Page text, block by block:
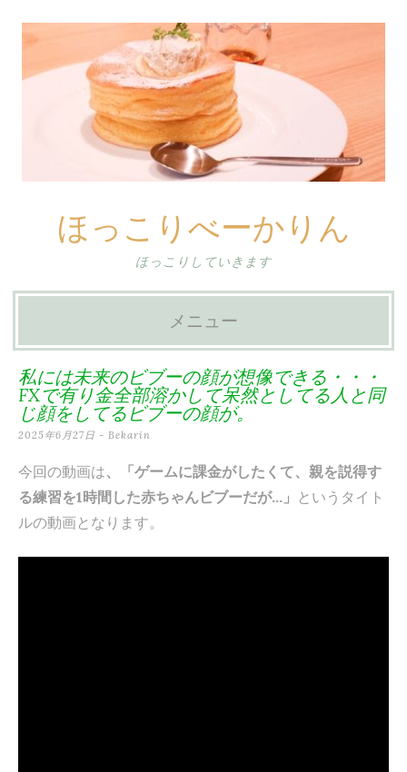
ほっこりべーかりん
ほっこりしていきます
メニュー
ン
テ
ツ
へ
私には未来のビブーの顔が想像できる・・・
FXで有り金全部溶かして呆然としてる人と同
じ顔をしてるビブーの顔が。
2025年6月27日 - Bekarin
今回の動画は、「ゲームに課金がしたくて、親を説得す
る練習を1時間した赤ちゃんビブーだが…」 というタイト
ルの動画となります。